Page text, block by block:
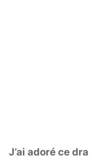
J’ai adoré ce